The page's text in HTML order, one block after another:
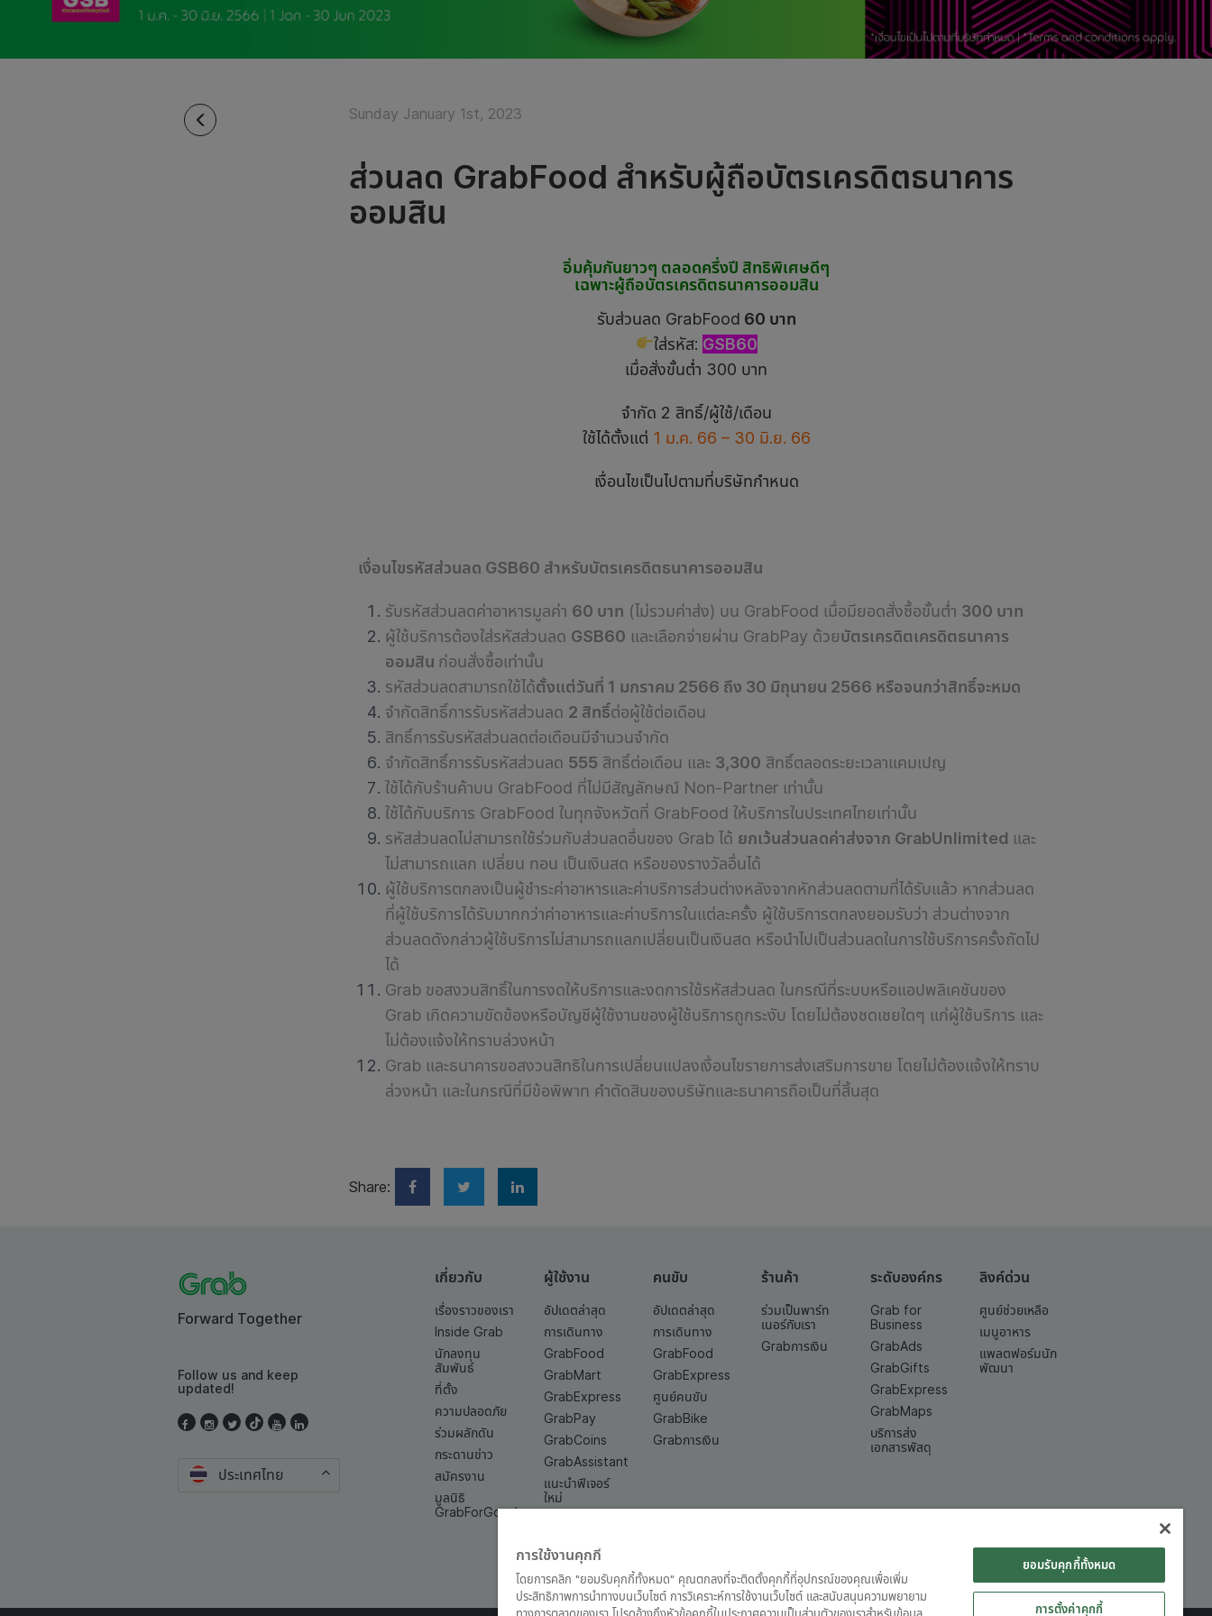
Sunday January 1st, 2023
ส่วนลด GrabFood สำหรับผู้ถือบัตรเครดิตธนาคาร
ออมสิน
อิ่มคุ้มกันยาวๆ ตลอดครึ่งปี สิทธิพิเศษดีๆ
เฉพาะผู้ถือบัตรเครดิตธนาคารออมสิน
รับส่วนลด GrabFood 60 บาท
ใส่รหัส: GSB60
เมื่อสั่งขั้นต่ำ 300 บาท
จำกัด 2 สิทธิ์/ผู้ใช้/เดือน
ใช้ได้ตั้งแต่ 1 ม.ค. 66 – 30 มิ.ย. 66
เงื่อนไขเป็นไปตามที่บริษัทกำหนด
เงื่อนไขรหัสส่วนลด GSB60 สำหรับบัตรเครดิตธนาคารออมสิน
รับรหัสส่วนลดค่าอาหารมูลค่า 60 บาท (ไม่รวมค่าส่ง) บน GrabFood เมื่อมียอดสั่งซื้อขั้นต่ำ 300 บาท
ผู้ใช้บริการต้องใส่รหัสส่วนลด GSB60 และเลือกจ่ายผ่าน GrabPay ด้วยบัตรเครดิตเครดิตธนาคาร
ออมสิน ก่อนสั่งซื้อเท่านั้น
รหัสส่วนลดสามารถใช้ได้ตั้งแต่วันที่ 1 มกราคม 2566 ถึง 30 มิถุนายน 2566 หรือจนกว่าสิทธิ์จะหมด
จำกัดสิทธิ์การรับรหัสส่วนลด 2 สิทธิ์ต่อผู้ใช้ต่อเดือน
สิทธิ์การรับรหัสส่วนลดต่อเดือนมีจำนวนจำกัด
จำกัดสิทธิ์การรับรหัสส่วนลด 555 สิทธิ์ต่อเดือน และ 3,300 สิทธิ์ตลอดระยะเวลาแคมเปญ
ใช้ได้กับร้านค้าบน GrabFood ที่ไม่มีสัญลักษณ์ Non-Partner เท่านั้น
ใช้ได้กับบริการ GrabFood ในทุกจังหวัดที่ GrabFood ให้บริการในประเทศไทยเท่านั้น
รหัสส่วนลดไม่สามารถใช้ร่วมกับส่วนลดอื่นของ Grab ได้ ยกเว้นส่วนลดค่าส่งจาก GrabUnlimited และ
ไม่สามารถแลก เปลี่ยน ทอน เป็นเงินสด หรือของรางวัลอื่นได้
ผู้ใช้บริการตกลงเป็นผู้ชำระค่าอาหารและค่าบริการส่วนต่างหลังจากหักส่วนลดตามที่ได้รับแล้ว หากส่วนลด
ที่ผู้ใช้บริการได้รับมากกว่าค่าอาหารและค่าบริการในแต่ละครั้ง ผู้ใช้บริการตกลงยอมรับว่า ส่วนต่างจาก
ส่วนลดดังกล่าวผู้ใช้บริการไม่สามารถแลกเปลี่ยนเป็นเงินสด หรือนำไปเป็นส่วนลดในการใช้บริการครั้งถัดไป
ได้
Grab ขอสงวนสิทธิ์ในการงดให้บริการและงดการใช้รหัสส่วนลด ในกรณีที่ระบบหรือแอปพลิเคชันของ
Grab เกิดความขัดข้องหรือบัญชีผู้ใช้งานของผู้ใช้บริการถูกระงับ โดยไม่ต้องชดเชยใดๆ แก่ผู้ใช้บริการ และ
ไม่ต้องแจ้งให้ทราบล่วงหน้า
Grab และธนาคารขอสงวนสิทธิในการเปลี่ยนแปลงเงื่อนไขรายการส่งเสริมการขาย โดยไม่ต้องแจ้งให้ทราบ
ล่วงหน้า และในกรณีที่มีข้อพิพาท คำตัดสินของบริษัทและธนาคารถือเป็นที่สิ้นสุด
Share:
Forward Together
Follow us and keep
updated!
ประเทศไทย
เกี่ยวกับ
เรื่องราวของเรา
Inside Grab
นักลงทุน
สัมพันธ์
ที่ตั้ง
ความปลอดภัย
ร่วมผลักดัน
กระดานข่าว
สมัครงาน
มูลนิธิ
GrabForGood
ผู้ใช้งาน
อัปเดตล่าสุด
การเดินทาง
GrabFood
GrabMart
GrabExpress
GrabPay
GrabCoins
GrabAssistant
แนะนำฟีเจอร์
ใหม่
คนขับ
อัปเดตล่าสุด
การเดินทาง
GrabFood
GrabExpress
ศูนย์คนขับ
GrabBike
Grabการเงิน
ร้านค้า
ร่วมเป็นพาร์ท
เนอร์กับเรา
Grabการเงิน
ระดับองค์กร
Grab for
Business
GrabAds
GrabGifts
GrabExpress
GrabMaps
บริการส่ง
เอกสารพัสดุ
ลิงค์ด่วน
ศูนย์ช่วยเหลือ
เมนูอาหาร
แพลตฟอร์มนัก
พัฒนา
การใช้งานคุกกี้
โดยการคลิก "ยอมรับคุกกี้ทั้งหมด" คุณตกลงที่จะติดตั้งคุกกี้ที่อุปกรณ์ของคุณเพื่อเพิ่ม
ประสิทธิภาพการนำทางบนเว็บไซต์ การวิเคราะห์การใช้งานเว็บไซต์ และสนับสนุนความพยายาม
ยอมรับคุกกี้ทั้งหมด
การตั้งค่าคุกกี้